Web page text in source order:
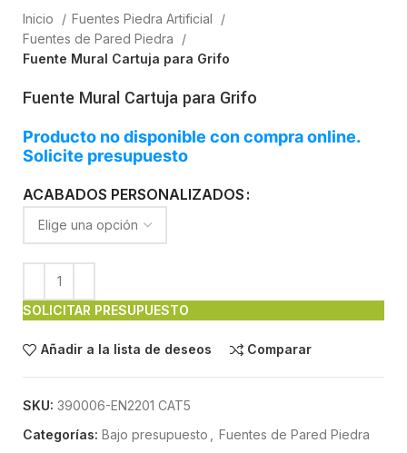
Inicio
Fuentes Piedra Artificial
Fuentes de Pared Piedra
Fuente Mural Cartuja para Grifo
Fuente Mural Cartuja para Grifo
Producto no disponible con compra online.
Solicite presupuesto
ACABADOS PERSONALIZADOS
SOLICITAR PRESUPUESTO
Añadir a la lista de deseos Comparar
SKU: 390006-EN2201 CAT5
Categorías: Bajo presupuesto Fuentes de Pared Piedra